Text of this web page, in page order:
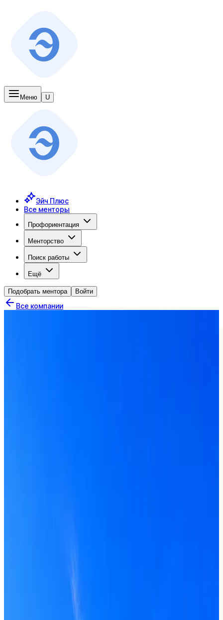
Меню U
Эйч Плюс
Все менторы
Профориентация
Менторство
Поиск работы
Ещё
Подобрать ментора Войти
Все компании